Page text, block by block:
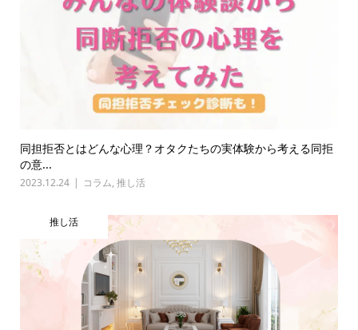
同担拒否とはどんな心理？オタクたちの実体験から考える同拒
の意...
2023.12.24 コラム, 推し活
推し活